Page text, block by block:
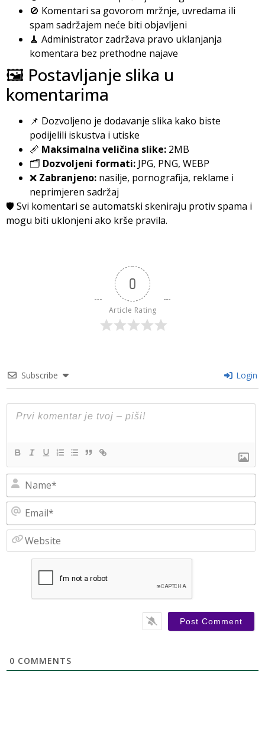
🚫 Komentari sa govorom mržnje, uvredama ili
spam sadržajem neće biti objavljeni
🧹 Administrator zadržava pravo uklanjanja
komentara bez prethodne najave
🖼️ Postavljanje slika u
komentarima
📌 Dozvoljeno je dodavanje slika kako biste
podijelili iskustva i utiske
📏 Maksimalna veličina slike: 2MB
🗂️ Dozvoljeni formati: JPG, PNG, WEBP
❌ Zabranjeno: nasilje, pornografija, reklame i
neprimjeren sadržaj
🛡️ Svi komentari se automatski skeniraju protiv spama i
mogu biti uklonjeni ako krše pravila.
0
Article Rating
Subscribe Login
0 COMMENTS